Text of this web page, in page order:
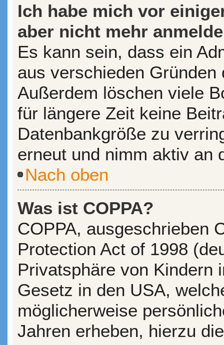
Ich habe mich vor
aber nicht mehr
Es kann sein, dass ein
aus verschieden
Außerdem löschen viele
für längere Zeit keine
Datenbankgröße zu
erneut und nimm aktiv an
Nach oben
Was ist COPPA?
COPPA, ausgeschrieben
Protection Act of 1998
Privatsphäre von Kindern
Gesetz in den USA,
möglicherweise
Jahren erheben, hierzu